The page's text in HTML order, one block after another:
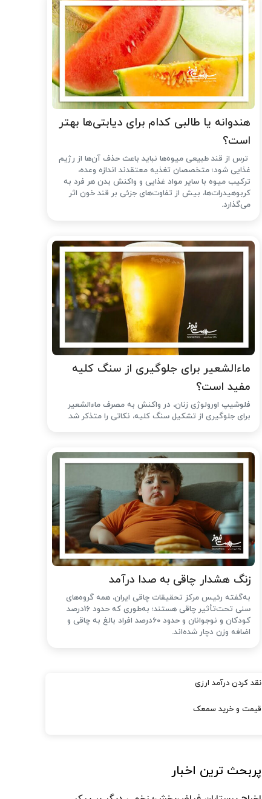
هندوانه یا طالبی کدام برای دیابتی‌ها بهتر
است؟
ترس از قند طبیعی میوه‌ها نباید باعث حذف آن‌ها از رژیم
غذایی شود؛ متخصصان تغذیه معتقدند اندازه وعده،
ترکیب میوه با سایر مواد غذایی و واکنش بدن هر فرد به
کربوهیدرات‌ها، بیش از تفاوت‌های جزئی بر قند خون اثر
می‌گذارد.
ماءالشعیر برای جلوگیری از سنگ کلیه
مفید است؟
فلوشیپ اورولوژی زنان، در واکنش به مصرف ماءالشعیر
برای جلوگیری از تشکیل سنگ کلیه، نکاتی را متذکر شد.
زنگ هشدار چاقی به صدا درآمد
به‌گفته رئیس مرکز تحقیقات چاقی ایران، همه گروه‌های
سنی تحت‌تأثیر چاقی هستند؛ به‌طوری که حدود 16درصد
کودکان و نوجوانان و حدود 60درصد افراد بالغ به چاقی و
اضافه وزن دچار شده‌اند.
نقد کردن درآمد ارزی
قیمت و خرید سمعک
پربحث ترین اخبار